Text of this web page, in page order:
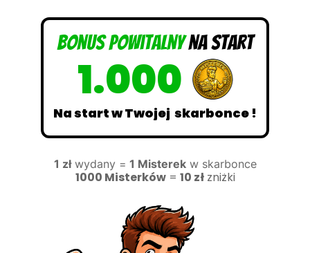
Na start w Twojej skarbonce !
1.000
Bonus powitalnyna start
1 złwydany = 1 Misterekw skarbonce
1000 Misterków= 10 złzniżki